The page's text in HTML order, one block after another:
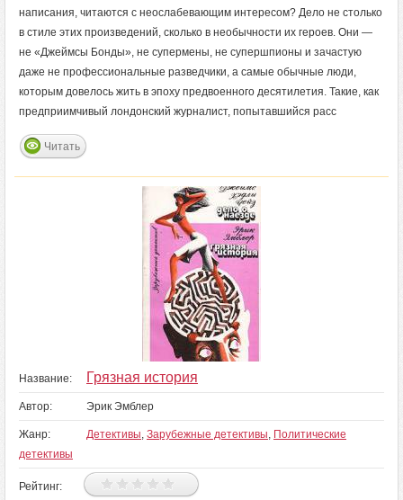
написания, читаются с неослабевающим интересом? Дело не столько
в стиле этих произведений, сколько в необычности их героев. Они —
не «Джеймсы Бонды», не супермены, не супершпионы и зачастую
даже не профессиональные разведчики, а самые обычные люди,
которым довелось жить в эпоху предвоенного десятилетия. Такие, как
предприимчивый лондонский журналист, попытавшийся расс
Читать
Название: Грязная история
Автор: Эрик Эмблер
Жанр: Детективы, Зарубежные детективы, Политические
детективы
Рейтинг: